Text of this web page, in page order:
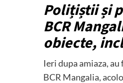
Polițiștii și
BCR
obiecte,
Ieri dupa amiaza,
BCR Mangalia,